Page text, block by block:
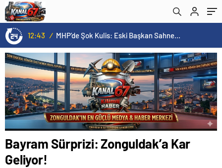
12:43 / MHP’de Şok Kulis: Eski Başkan Sahnede! Korkmaz Yol Vermiyor
Bayram Sürprizi: Zonguldak’a Kar
Geliyor!